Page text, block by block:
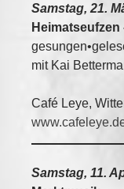
Samstag, 21.
mit Kai
Café Leye,
Samstag, 11.